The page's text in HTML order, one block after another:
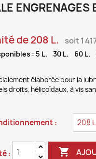
de 208 L. soit 1
: 5 L. 30 L. 60 L.
élaborée pour la
droits, hélicoïdaux, à vis
:
: 